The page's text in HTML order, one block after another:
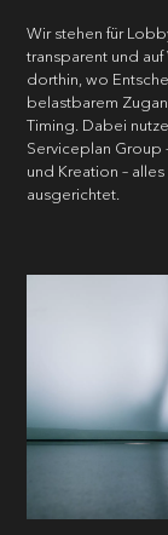
Wir stehen für
transparent und
dorthin, wo
belastbarem
Timing. Dabei
Serviceplan Group
und Kreation –
ausgerichtet.